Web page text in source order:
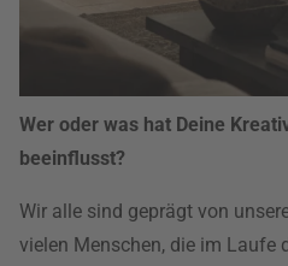
Wer oder was hat Deine
beeinflusst?
Wir alle sind geprägt von
vielen Menschen, die im Laufe